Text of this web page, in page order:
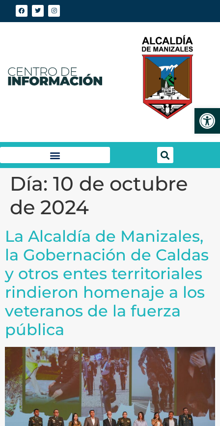
Día: 10 de octubre
de 2024
La Alcaldía de Manizales,
la Gobernación de Caldas
y otros entes territoriales
rindieron homenaje a los
veteranos de la fuerza
pública